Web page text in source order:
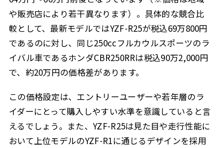
や販売店により若干異なります）。具体的な競合比
較として、最新モデルではYZF-R25が税込69万800円
であるのに対し、同じ250ccフルカウルスポーツのラ
イバル車であるホンダCBR250RRは税込90万2,000円
で、約20万円の価格差があります。
この価格設定は、エントリーユーザーや若年層のラ
イダーにとって購入しやすい水準を意識していると言
えるでしょう。また、YZF-R25は見た目や走行性能に
おいて上位モデルのYZF-R1に通じるデザインを採用